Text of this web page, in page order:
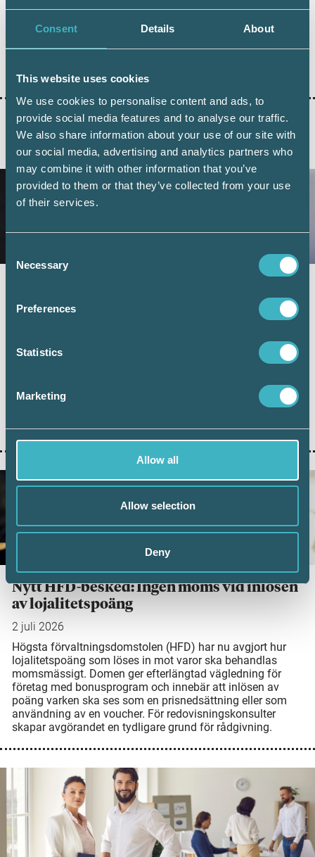
Consent Details About
This website uses cookies
We use cookies to personalise content and ads, to
provide social media features and to analyse our traffic.
We also share information about your use of our site with
our social media, advertising and analytics partners who
may combine it with other information that you’ve
provided to them or that they’ve collected from your use
of their services.
Selection
Necessary
Preferences
Statistics
Marketing
Allow all
Allow selection
Deny
AKTUELLA ARTIKLAR
redovisningskonsulterna bidrar till
Digital inlämning av årsredovisningar fortsätter att öka.
lämnade in sin årsredovisning digitalt – första gången
antalet överstiger 100 000 under en månad. Samtidigt
ger färre kompletteringar och snabbare handläggning.
Nytt HFD-besked: Ingen moms vid inlösen
av lojalitetspoäng
2 juli 2026
Högsta förvaltningsdomstolen (HFD) har nu avgjort hur
lojalitetspoäng som löses in mot varor ska behandlas
momsmässigt. Domen ger efterlängtad vägledning för
företag med bonusprogram och innebär att inlösen av
poäng varken ska ses som en prisnedsättning eller som
användning av en voucher. För redovisningskonsulter
skapar avgörandet en tydligare grund för rådgivning.